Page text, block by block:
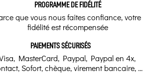
PROGRAMME DE FIDÉLITÉ
que vous nous faites confiance, votre
fidélité est récompensée
PAIEMENTS SÉCURISÉS
MasterCard, Paypal, Paypal en 4x,
Sofort, chèque, virement bancaire, ...